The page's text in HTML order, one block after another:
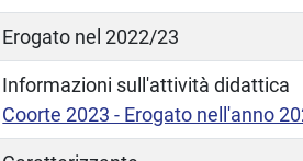
Erogato nel 2022/23
Informazioni sull'attività didattica
Coorte 2023 - Erogato nell'anno